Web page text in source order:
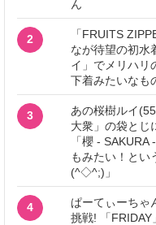
ん
2
「FRUITS
なが待望の初水
イ」でメリハリ
下着みたいなも
3
あの桜樹ルイ
大衆」の袋とじ
「櫻 -
もみたい！とい
(^◇^;)」
4
ぱーてぃーちゃ
挑戦! 「